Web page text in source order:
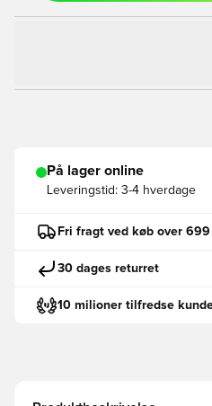
På lager online
Leveringstid: 3-4 hverdage
Fri fragt ved køb over
30 dages returret
10 milioner tilfredse